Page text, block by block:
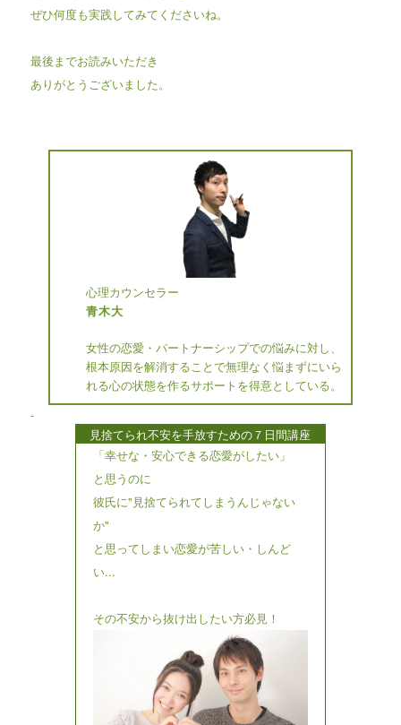
ぜひ何度も実践してみてくださいね。
最後までお読みいただき
ありがとうございました。
心理カウンセラー
青木大
女性の恋愛・パートナーシップでの悩みに対し、
根本原因を解消することで無理なく悩まずにいら
れる心の状態を作るサポートを得意としている。
-
見捨てられ不安を手放すための７日間講座
「幸せな・安心できる恋愛がしたい」
と思うのに
彼氏に"見捨てられてしまうんじゃない
か"
と思ってしまい恋愛が苦しい・しんど
い...
その不安から抜け出したい方必見！